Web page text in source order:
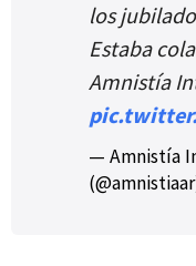
los
Estaba
Amnistía
— Amnistía